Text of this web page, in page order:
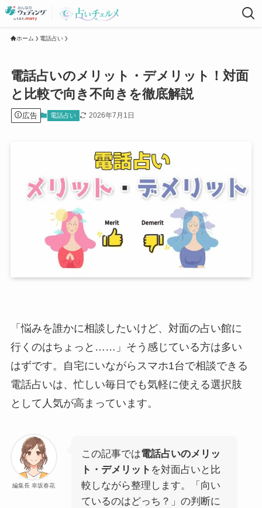
ホーム 電話占い
電話占いのメリット・デメリット！対面
と比較で向き不向きを徹底解説
広告 電話占い 2026年7月1日
「悩みを誰かに相談したいけど、対面の占い館に
行くのはちょっと……」そう感じている方は多い
はずです。自宅にいながらスマホ1台で相談できる
電話占いは、忙しい毎日でも気軽に使える選択肢
として人気が高まっています。
編集長 幸坂春花
この記事では電話占いのメリッ
ト・デメリット を対面占いと比
較しながら整理します。「向い
ているのはどっち？」の判断に